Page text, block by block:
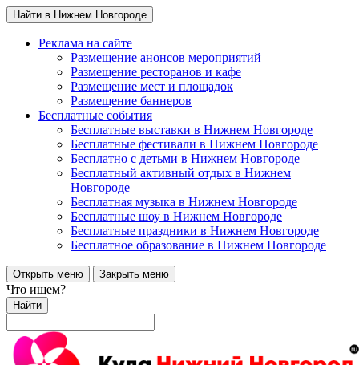
Найти в Нижнем Новгороде
Реклама на сайте
Размещение анонсов мероприятий
Размещение ресторанов и кафе
Размещение мест и площадок
Размещение баннеров
Бесплатные события
Бесплатные выставки в Нижнем Новгороде
Бесплатные фестивали в Нижнем Новгороде
Бесплатно с детьми в Нижнем Новгороде
Бесплатный активный отдых в Нижнем
Новгороде
Бесплатная музыка в Нижнем Новгороде
Бесплатные шоу в Нижнем Новгороде
Бесплатные праздники в Нижнем Новгороде
Бесплатное образование в Нижнем Новгороде
Открыть меню Закрыть меню
Что ищем?
Найти